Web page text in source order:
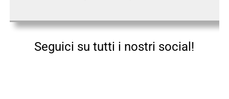
Seguici su tutti i nostri social!